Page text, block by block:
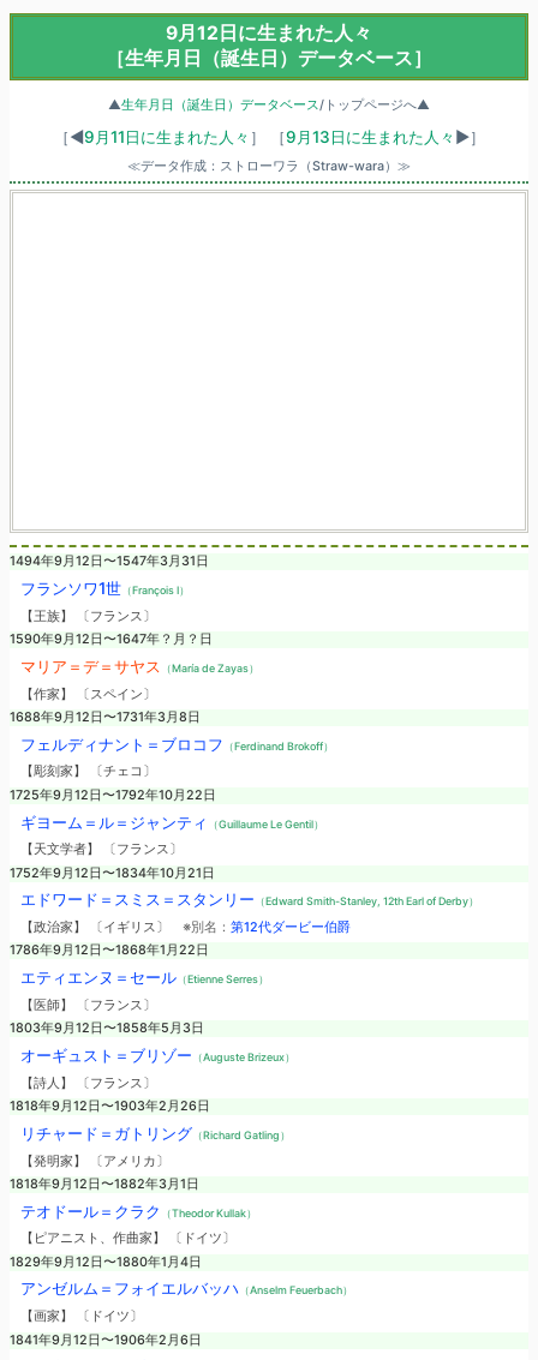
9月12日に生まれた人々
［生年月日（誕生日）データベース］
▲生年月日（誕生日）データベース/トップページへ▲
［◀9月11日に生まれた人々 ］ ［9月13日に生まれた人々 ▶］
≪データ作成：ストローワラ（Straw-wara）≫
1494年9月12日〜1547年3月31日
フランソワ1世（François I）
【王族】 〔フランス〕
1590年9月12日〜1647年？月？日
マリア＝デ＝サヤス （María de Zayas）
【作家】 〔スペイン〕
1688年9月12日〜1731年3月8日
フェルディナント＝ブロコフ （Ferdinand Brokoff）
【彫刻家】 〔チェコ〕
1725年9月12日〜1792年10月22日
ギヨーム＝ル＝ジャンティ （Guillaume Le Gentil）
【天文学者】 〔フランス〕
1752年9月12日〜1834年10月21日
エドワード＝スミス＝スタンリー （Edward Smith-Stanley, 12th Earl of Derby）
【政治家】 〔イギリス〕 ※別名： 第12代ダービー伯爵
1786年9月12日〜1868年1月22日
エティエンヌ＝セール（Etienne Serres）
【医師】 〔フランス〕
1803年9月12日〜1858年5月3日
オーギュスト＝ブリゾー （Auguste Brizeux）
【詩人】 〔フランス〕
1818年9月12日〜1903年2月26日
リチャード＝ガトリング （Richard Gatling）
【発明家】 〔アメリカ〕
1818年9月12日〜1882年3月1日
テオドール＝クラク （Theodor Kullak）
【ピアニスト、作曲家】 〔ドイツ〕
1829年9月12日〜1880年1月4日
アンゼルム＝フォイエルバッハ （Anselm Feuerbach）
【画家】 〔ドイツ〕
1841年9月12日〜1906年2月6日